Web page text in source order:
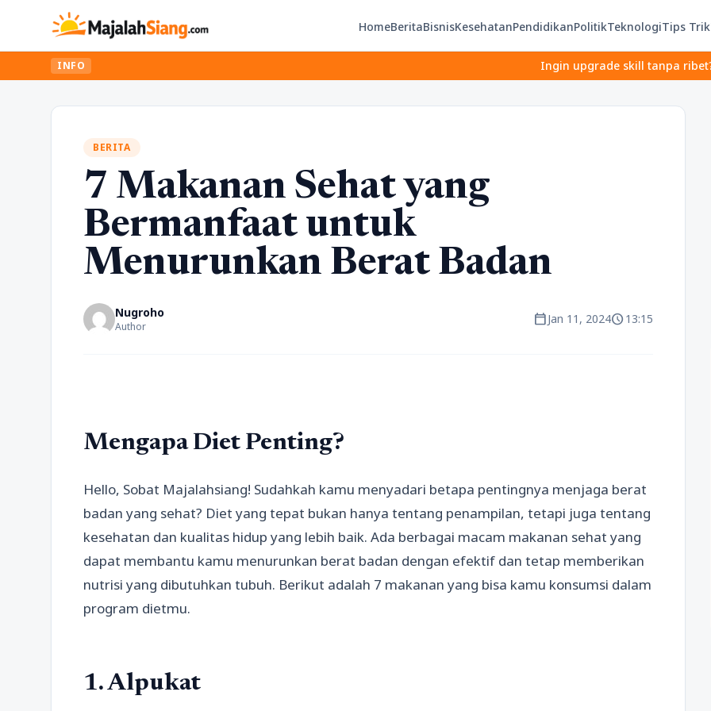
HomeBeritaBisnisKesehatanPendidikanPolitikTeknologiTips Trik
INFO Ingin upgrade skill tanpa ribet? Temukan
BERITA
7 Makanan Sehat yang
Bermanfaat untuk
Menurunkan Berat Badan
Nugroho
Author calendar_todayJan 11, 2024schedule13:15
Mengapa Diet Penting?
Hello, Sobat Majalahsiang! Sudahkah kamu menyadari betapa pentingnya menjaga berat
badan yang sehat? Diet yang tepat bukan hanya tentang penampilan, tetapi juga tentang
kesehatan dan kualitas hidup yang lebih baik. Ada berbagai macam makanan sehat yang
dapat membantu kamu menurunkan berat badan dengan efektif dan tetap memberikan
nutrisi yang dibutuhkan tubuh. Berikut adalah 7 makanan yang bisa kamu konsumsi dalam
program dietmu.
1. Alpukat